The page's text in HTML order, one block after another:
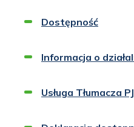
Dostępność
Informacja o
Usługa Tłumacza